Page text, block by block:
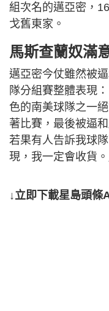
組次名的邁亞密，
戈舊東家。
馬斯查蘭奴滿
邁亞密今仗雖然被
隊分組賽整體表現
色的南美球隊之一
著比賽，最後被逼
若果有人告訴我球
現，我一定會收貨。
↓立即下載星島頭條